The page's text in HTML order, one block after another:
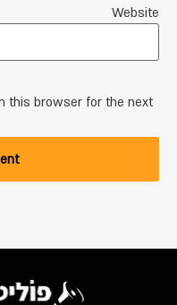
Website
this browser for the next